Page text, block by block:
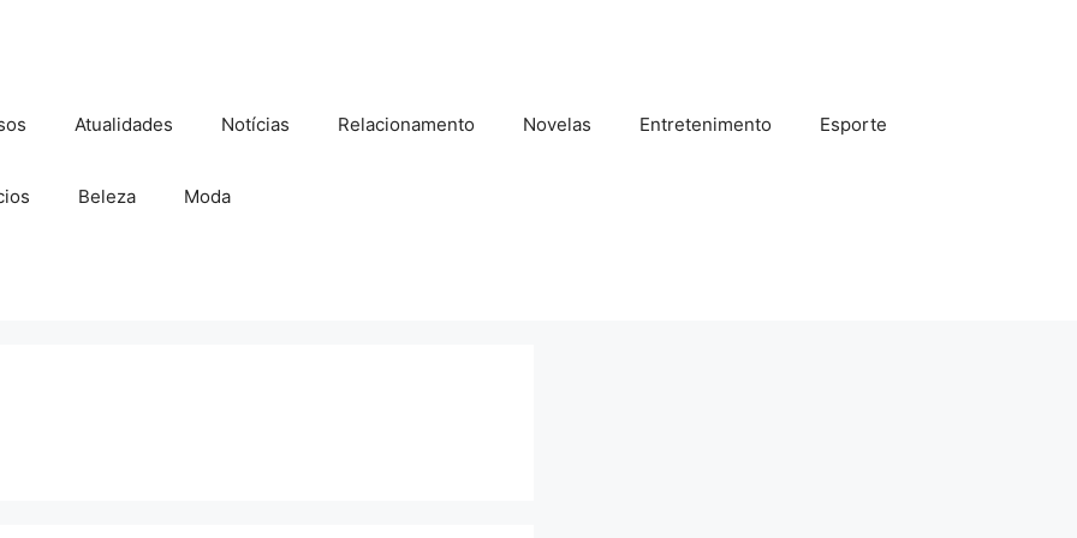
Atualidades Notícias Relacionamento Novelas Entretenimento Esporte
Beleza Moda